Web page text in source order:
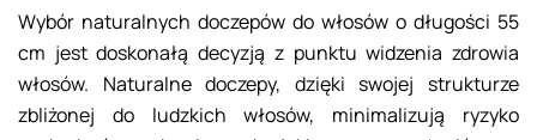
Wybór naturalnych doczepów do włosów o długości 55
cm jest doskonałą decyzją z punktu widzenia zdrowia
włosów. Naturalne doczepy, dzięki swojej strukturze
zbliżonej do ludzkich włosów, minimalizują ryzyko